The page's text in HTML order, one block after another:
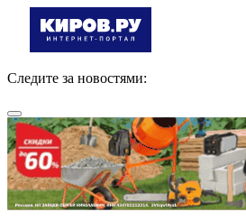
Следите за новостями: